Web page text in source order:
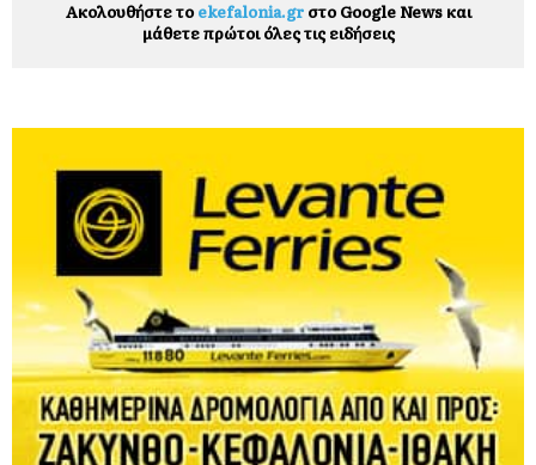
Ακολουθήστε το ekefalonia.grστο Google News και
μάθετε πρώτοι όλες τις ειδήσεις